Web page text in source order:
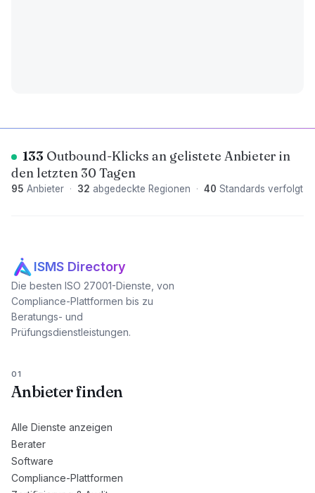
133 Outbound-Klicks an gelistete Anbieter in
den letzten 30 Tagen
95 Anbieter · 32 abgedeckte Regionen · 40 Standards verfolgt
ISMS Directory
Die besten ISO 27001-Dienste, von
Compliance-Plattformen bis zu
Beratungs- und
Prüfungsdienstleistungen.
01
Anbieter finden
Alle Dienste anzeigen
Berater
Software
Compliance-Plattformen